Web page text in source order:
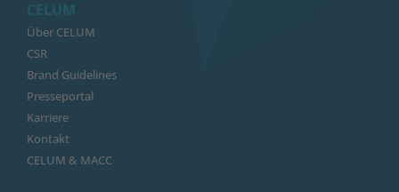
CELUM
Über CELUM
CSR
Brand Guidelines
Presseportal
Karriere
Kontakt
CELUM & MACC